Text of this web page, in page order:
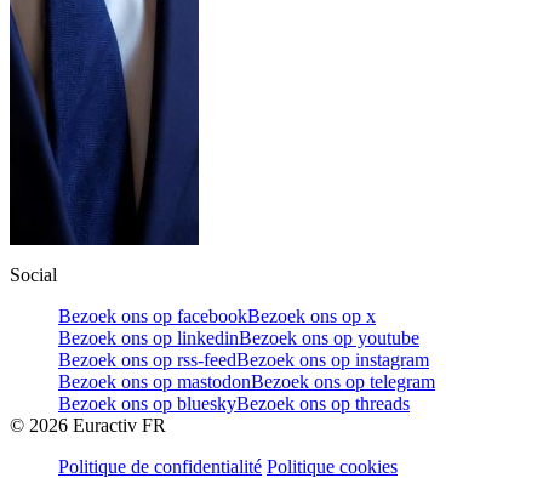
Social
Bezoek ons op facebookBezoek ons op x
Bezoek ons op linkedinBezoek ons op youtube
Bezoek ons op rss-feedBezoek ons op instagram
Bezoek ons op mastodonBezoek ons op telegram
Bezoek ons op blueskyBezoek ons op threads
© 2026 Euractiv FR
Politique de confidentialité Politique cookies